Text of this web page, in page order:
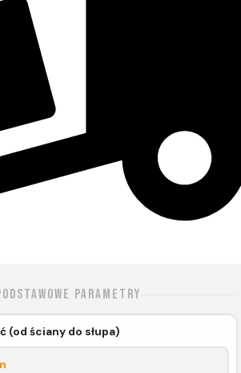
parametry
(od ściany do słupa)